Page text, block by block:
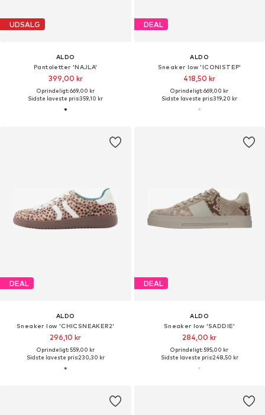
UDSALG
ALDO
Pantoletter 'NAJLA'
399,00 kr
Oprindeligt: 669,00 kr
Sidste laveste pris:359,10 kr
DEAL
ALDO
Sneaker low 'ICONISTEP'
418,50 kr
Oprindeligt: 669,00 kr
Sidste laveste pris:319,20 kr
DEAL
ALDO
Sneaker low 'CHICSNEAKER2'
296,10 kr
Oprindeligt: 559,00 kr
Sidste laveste pris:230,30 kr
DEAL
ALDO
Sneaker low 'SADDIE'
284,00 kr
Oprindeligt: 595,00 kr
Sidste laveste pris:248,50 kr